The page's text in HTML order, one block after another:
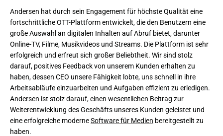
Andersen hat durch sein Engagement für höchste Qualität eine
fortschrittliche OTT-Plattform entwickelt, die den Benutzern eine
große Auswahl an digitalen Inhalten auf Abruf bietet, darunter
Online-TV, Filme, Musikvideos und Streams. Die Plattform ist sehr
erfolgreich und erfreut sich großer Beliebtheit. Wir sind stolz
darauf, positives Feedback von unserem Kunden erhalten zu
haben, dessen CEO unsere Fähigkeit lobte, uns schnell in ihre
Arbeitsabläufe einzuarbeiten und Aufgaben effizient zu erledigen.
Andersen ist stolz darauf, einen wesentlichen Beitrag zur
Weiterentwicklung des Geschäfts unseres Kunden geleistet und
eine erfolgreiche moderne Software für Medien bereitgestellt zu
haben.